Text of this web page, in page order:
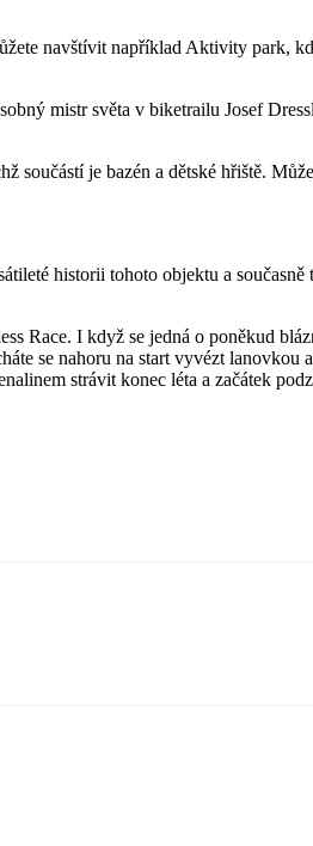
navštívit například Aktivity park,
mistr světa v biketrailu Josef
je bazén a dětské hřiště.
historii tohoto objektu a
Race. I když se jedná o poněkud
se nahoru na start vyvézt lanovkou
strávit konec léta a začátek